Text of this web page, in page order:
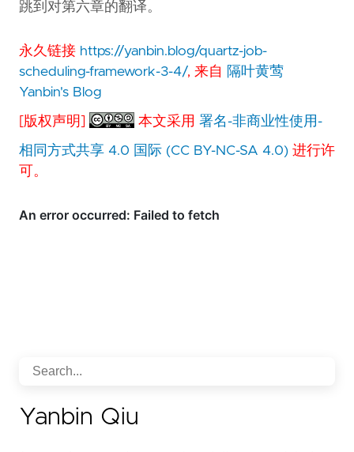
跳到对第六章的翻译。
永久链接 https://yanbin.blog/quartz-job-
scheduling-framework-3-4/, 来自
隔叶黄莺
Yanbin's Blog
[版权声明] 本文采用署名-非商业性使用-
相同方式共享 4.0 国际 (CC BY-NC-SA 4.0) 进行许
可。
Yanbin Qiu